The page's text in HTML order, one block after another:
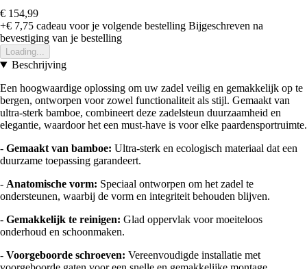
€ 154,99
+€ 7,75 cadeau voor je volgende bestelling Bijgeschreven na
bevestiging van je bestelling
Loading...
Beschrijving
Een hoogwaardige oplossing om uw zadel veilig en gemakkelijk op te
bergen, ontworpen voor zowel functionaliteit als stijl. Gemaakt van
ultra-sterk bamboe, combineert deze zadelsteun duurzaamheid en
elegantie, waardoor het een must-have is voor elke paardensportruimte.
- Gemaakt van bamboe: Ultra-sterk en ecologisch materiaal dat een
duurzame toepassing garandeert.
- Anatomische vorm: Speciaal ontworpen om het zadel te
ondersteunen, waarbij de vorm en integriteit behouden blijven.
- Gemakkelijk te reinigen: Glad oppervlak voor moeiteloos
onderhoud en schoonmaken.
- Voorgeboorde schroeven: Vereenvoudigde installatie met